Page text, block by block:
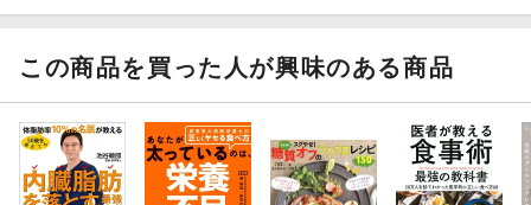
0
この商品を買った人が興味のある商品